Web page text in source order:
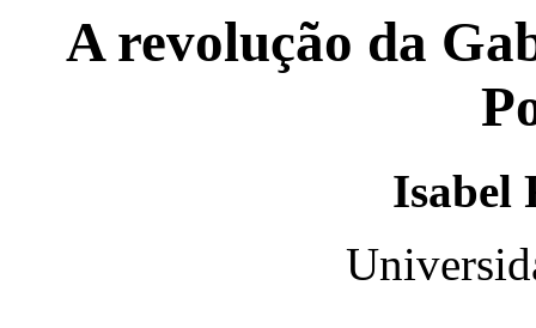
A revolução da
Isabel